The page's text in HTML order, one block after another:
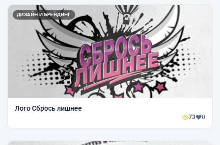
ДИЗАЙН И БРЕНДИНГ
Лого Сбрось лишнее
73 0